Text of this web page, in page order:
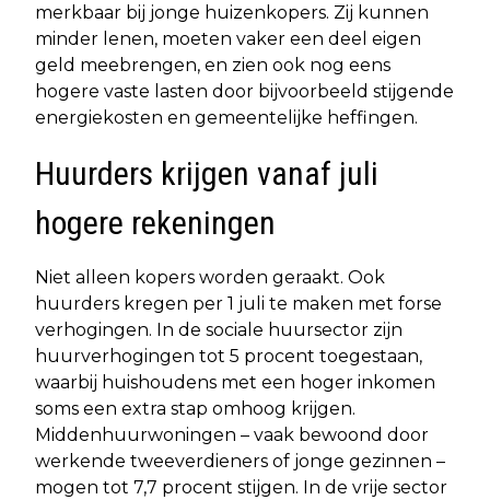
merkbaar bij jonge huizenkopers. Zij kunnen
minder lenen, moeten vaker een deel eigen
geld meebrengen, en zien ook nog eens
hogere vaste lasten door bijvoorbeeld stijgende
energiekosten en gemeentelijke heffingen.
Huurders krijgen vanaf juli
hogere rekeningen
Niet alleen kopers worden geraakt. Ook
huurders kregen per 1 juli te maken met forse
verhogingen. In de sociale huursector zijn
huurverhogingen tot 5 procent toegestaan,
waarbij huishoudens met een hoger inkomen
soms een extra stap omhoog krijgen.
Middenhuurwoningen – vaak bewoond door
werkende tweeverdieners of jonge gezinnen –
mogen tot 7,7 procent stijgen. In de vrije sector